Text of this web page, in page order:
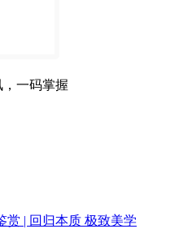
，一码掌握
赏 | 回归本质 极致美学